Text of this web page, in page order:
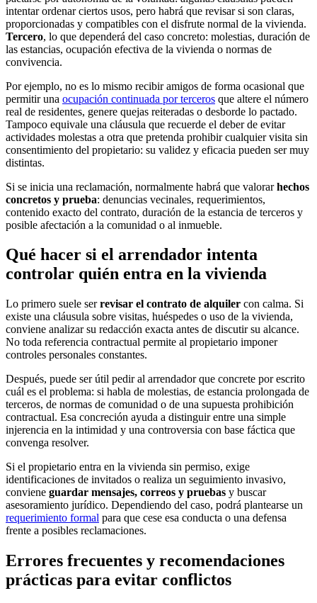
intentar ordenar ciertos usos, pero habrá que revisar si son claras,
proporcionadas y compatibles con el disfrute normal de la vivienda.
Tercero, lo que dependerá del caso concreto: molestias, duración de
las estancias, ocupación efectiva de la vivienda o normas de
convivencia.
Por ejemplo, no es lo mismo recibir amigos de forma ocasional que
permitir una ocupación continuada por terceros que altere el número
real de residentes, genere quejas reiteradas o desborde lo pactado.
Tampoco equivale una cláusula que recuerde el deber de evitar
actividades molestas a otra que pretenda prohibir cualquier visita sin
consentimiento del propietario: su validez y eficacia pueden ser muy
distintas.
Si se inicia una reclamación, normalmente habrá que valorarhechos
concretos y prueba: denuncias vecinales, requerimientos,
contenido exacto del contrato, duración de la estancia de terceros y
posible afectación a la comunidad o al inmueble.
Qué hacer si el arrendador intenta
controlar quién entra en la vivienda
Lo primero suele serrevisar el contrato de alquiler con calma. Si
existe una cláusula sobre visitas, huéspedes o uso de la vivienda,
conviene analizar su redacción exacta antes de discutir su alcance.
No toda referencia contractual permite al propietario imponer
controles personales constantes.
Después, puede ser útil pedir al arrendador que concrete por escrito
cuál es el problema: si habla de molestias, de estancia prolongada de
terceros, de normas de comunidad o de una supuesta prohibición
contractual. Esa concreción ayuda a distinguir entre una simple
injerencia en la intimidad y una controversia con base fáctica que
convenga resolver.
Si el propietario entra en la vivienda sin permiso, exige
identificaciones de invitados o realiza un seguimiento invasivo,
conviene guardar mensajes, correos y pruebas y buscar
asesoramiento jurídico. Dependiendo del caso, podrá plantearse un
requerimiento formal para que cese esa conducta o una defensa
frente a posibles reclamaciones.
Errores frecuentes y recomendaciones
prácticas para evitar conflictos